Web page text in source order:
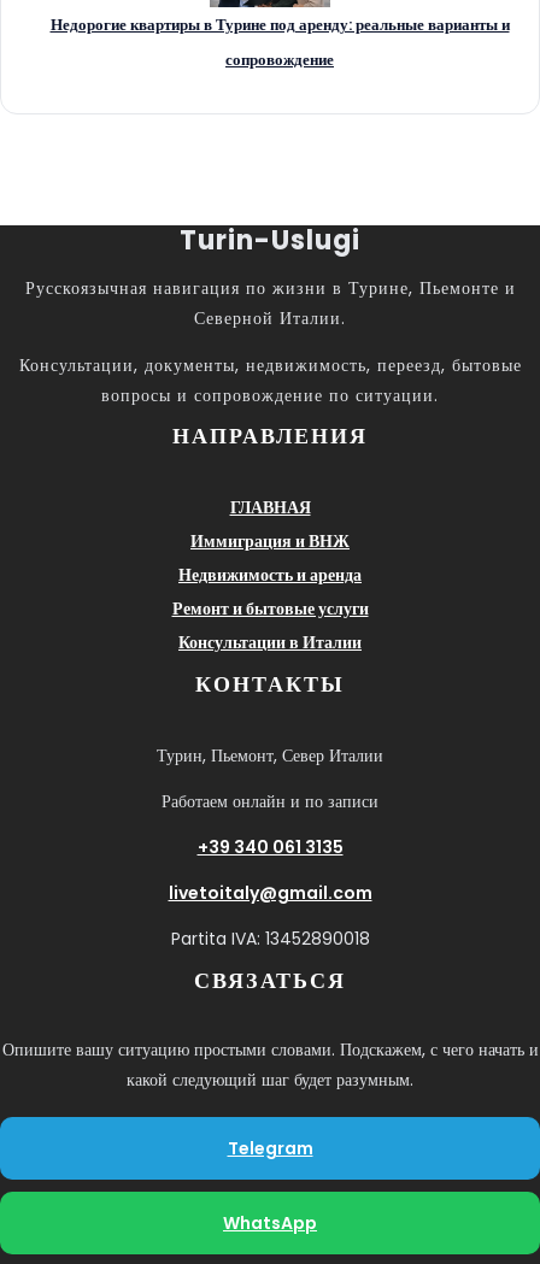
Недорогие квартиры в Турине под аренду: реальные варианты и
сопровождение
Turin-Uslugi
Русскоязычная навигация по жизни в Турине, Пьемонте и
Северной Италии.
Консультации, документы, недвижимость, переезд, бытовые
вопросы и сопровождение по ситуации.
НАПРАВЛЕНИЯ
ГЛАВНАЯ
Иммиграция и ВНЖ
Недвижимость и аренда
Ремонт и бытовые услуги
Консультации в Италии
КОНТАКТЫ
Турин, Пьемонт, Север Италии
Работаем онлайн и по записи
+39 340 061 3135
livetoitaly@gmail.com
Partita IVA: 13452890018
СВЯЗАТЬСЯ
Опишите вашу ситуацию простыми словами. Подскажем, с чего начать и
какой следующий шаг будет разумным.
Telegram
WhatsApp